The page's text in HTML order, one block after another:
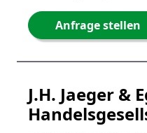
Anfrage stellen
J.H. Jaeger &